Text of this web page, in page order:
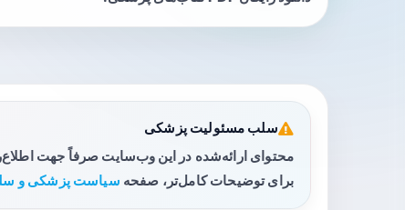
سلب مسئولیت پزشکی
محتوای ارائه‌شده در این وب‌سایت صرفاً جهت
برای توضیحات کامل‌تر، صفحه سیاست پزشکی و